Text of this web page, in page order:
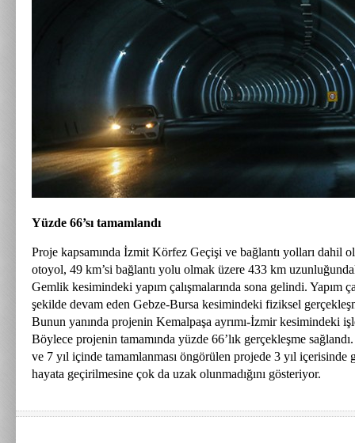
Yüzde 66’sı tamamlandı
Proje kapsamında İzmit Körfez Geçişi ve bağlantı yolları dahil
otoyol, 49 km’si bağlantı yolu olmak üzere 433 km
Gemlik kesimindeki yapım çalışmalarında sona gelindi. Yapım
şekilde devam eden Gebze-Bursa kesimindeki fiziksel
Bunun yanında projenin Kemalpaşa ayrımı-İzmir kesimindeki
Böylece projenin tamamında yüzde 66’lık gerçekleşme
ve 7 yıl içinde tamamlanması öngörülen projede 3 yıl
hayata geçirilmesine çok da uzak olunmadığını gösteriyor.